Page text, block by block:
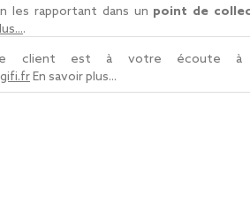
les rapportant dans un point de
.
client est à votre écoute à
En savoir plus...